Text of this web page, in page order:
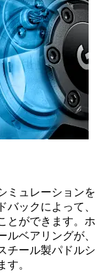
ミュレーションを
ックによって、
とができます。ホ
ベアリングが、
チール製パドルシ
す。